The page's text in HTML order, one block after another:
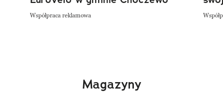
Współpraca reklamowa
Magazyny